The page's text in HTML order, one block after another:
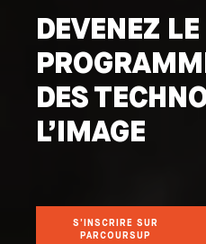
DEVENEZ LE
DES
L’IMAGE
S’INSCRIRE SUR
PARCOURSUP